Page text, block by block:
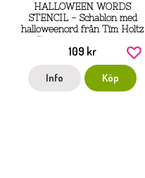
HALLOWEEN WORDS
STENCIL - Schablon med
halloweenord från Tim Holtz
Stamper's anonymous
109 kr
Info Köp